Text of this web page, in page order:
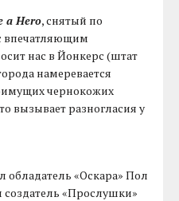
a Hero, снятый по
впечатляющим
нас в Йонкерс (штат
намеревается
чернокожих
вызывает разногласия у
«Оскара» Пол
создатель «Прослушки»